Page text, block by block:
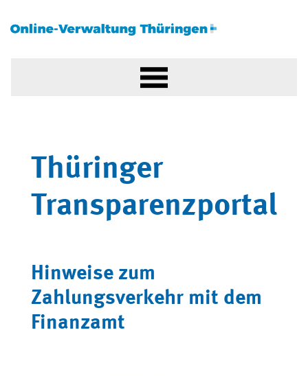
Thüringer
Transparenzportal
Hinweise zum
Zahlungsverkehr mit dem
Finanzamt